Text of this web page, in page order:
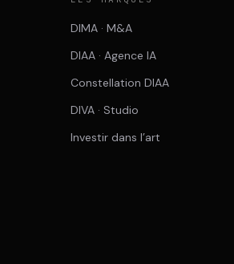
DIMA · M&A
DIAA · Agence IA
Constellation DIAA
DIVA · Studio
Investir dans l’art